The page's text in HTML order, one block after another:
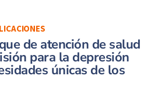
de atención de salud
para la depresión
únicas de los